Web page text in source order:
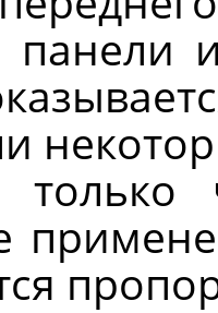
панели
только